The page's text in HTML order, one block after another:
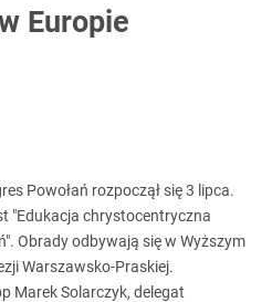
Europie
Powołań rozpoczął się 3 lipca.
"Edukacja chrystocentryczna
Obrady odbywają się w Wyższym
Warszawsko-Praskiej.
Marek Solarczyk, delegat